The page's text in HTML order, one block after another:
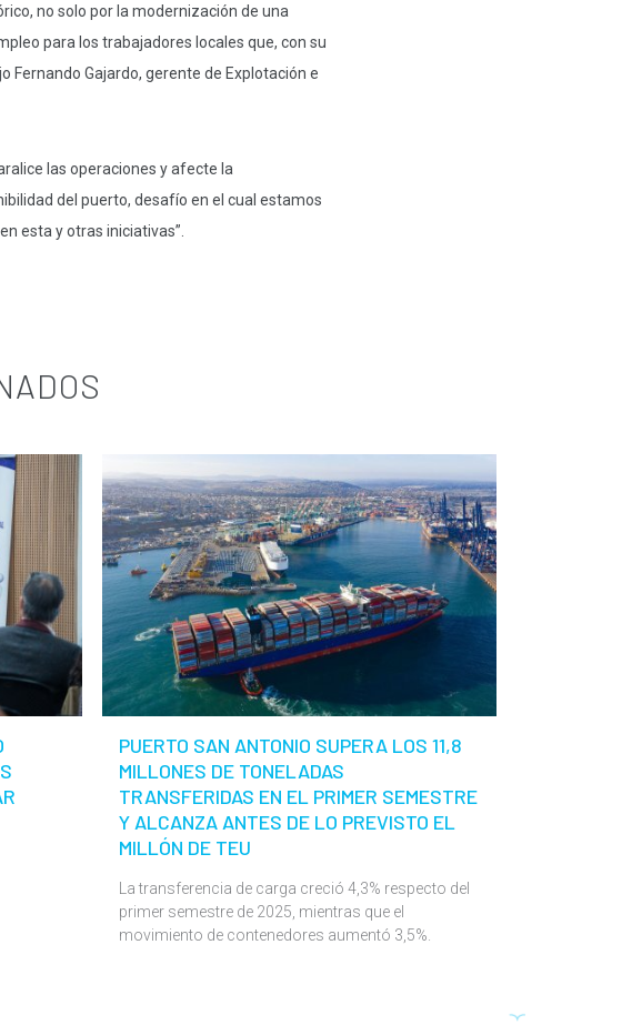
no solo por la modernización de una
para los trabajadores locales que, con su
Fernando Gajardo, gerente de Explotación e
las operaciones y afecte la
del puerto, desafío en el cual estamos
esta y otras iniciativas”.
PUERTO SAN ANTONIO SUPERA LOS 11,8
MILLONES DE TONELADAS
TRANSFERIDAS EN EL PRIMER SEMESTRE
Y ALCANZA ANTES DE LO PREVISTO EL
MILLÓN DE TEU
La transferencia de carga creció 4,3% respecto del
primer semestre de 2025, mientras que el
movimiento de contenedores aumentó 3,5%.